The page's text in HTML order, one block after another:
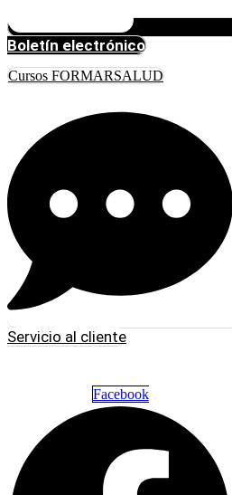
Boletín electrónico
Cursos FORMARSALUD
Servicio al cliente
Facebook